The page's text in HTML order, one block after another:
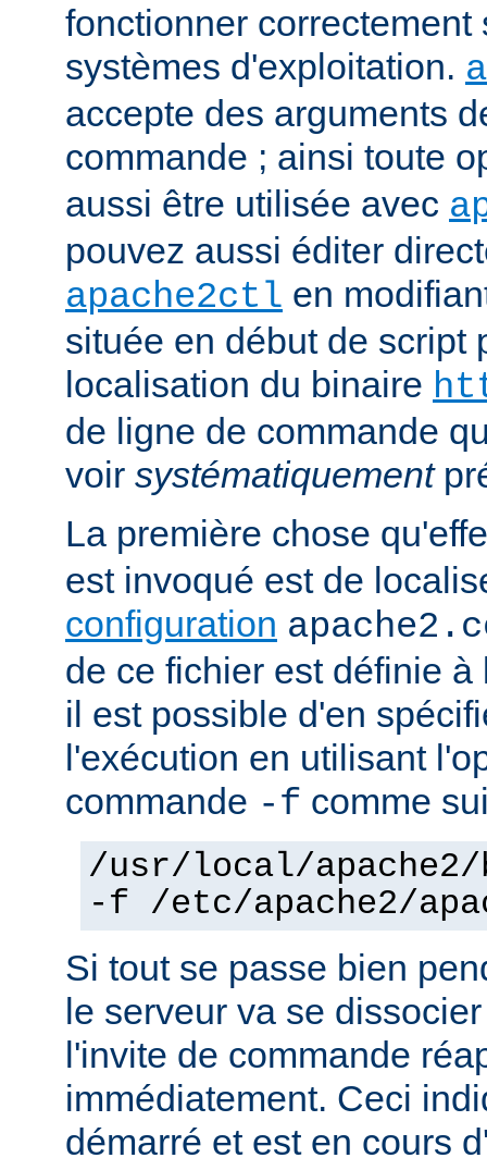
fonctionner correctement
systèmes d'exploitation.
accepte des arguments
commande ; ainsi toute
aussi être utilisée avec
pouvez aussi éditer
apache2ctl en
située en début de script
localisation du binaire
de ligne de commande
voir systématiquement
La première chose
est invoqué est de
configuration
de ce fichier est définie
il est possible d'en
l'exécution en utilisant
commande -f comme
/usr/local/
-f /etc/apache2/
Si tout se passe bien
le serveur va se
l'invite de commande
immédiatement. Ceci
démarré et est en cours